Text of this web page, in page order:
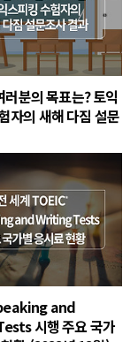
분의 목표는? 토익
자의 새해 다짐 설문
and
시행 주요 국가